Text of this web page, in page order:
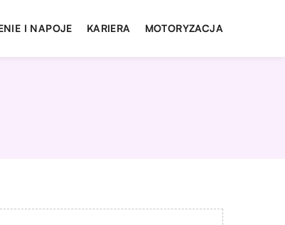
I NAPOJE KARIERA MOTORYZACJA